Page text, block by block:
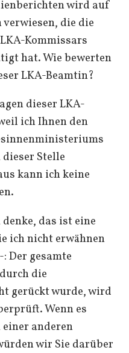
wird auf
die die
Kommissars
hat. Wie bewerten
LKA-Beamtin?
dieser LKA-
ich Ihnen den
Stelle
kann ich keine
das ist eine
ich nicht erwähnen
Der gesamte
die
gerückt wurde, wird
Wenn es
anderen
wir Sie darüber